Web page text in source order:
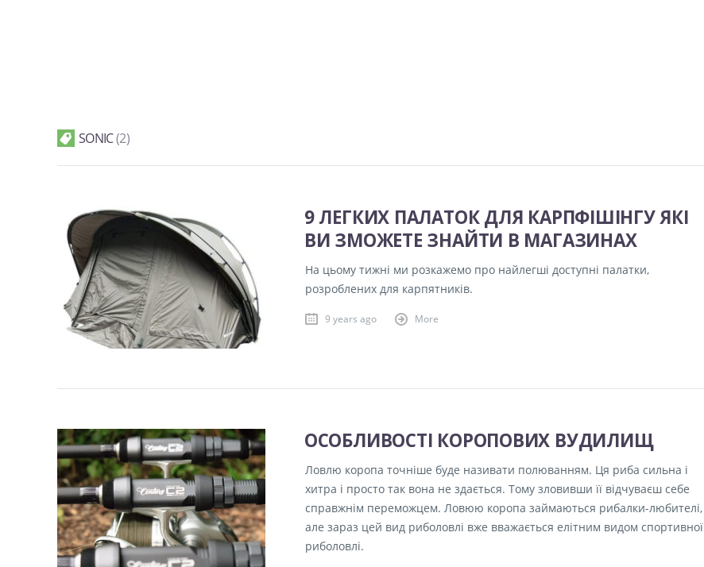
SONIC 2
9 ЛЕГКИХ ПАЛАТОК ДЛЯ КАРПФІШІНГУ ЯКІ
ВИ ЗМОЖЕТЕ ЗНАЙТИ В МАГАЗИНАХ
На цьому тижні ми розкажемо про найлегші доступні палатки,
розроблених для карпятників.
9 years ago More
ОСОБЛИВОСТІ КОРОПОВИХ ВУДИЛИЩ
Ловлю коропа точніше буде називати полюванням. Ця риба сильна і
хитра і просто так вона не здається. Тому зловивши її відчуваєш себе
справжнім переможцем. Ловюю коропа займаються рибалки-любителі,
але зараз цей вид риболовлі вже вважається елітним видом спортивної
риболовлі.